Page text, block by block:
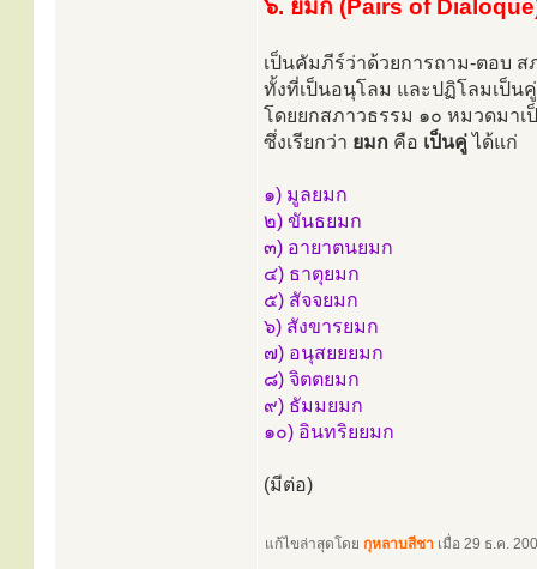
๖. ยมก (Pairs of
เป็นคัมภีร์ว่าด้วยการถาม-ตอบ ส
ทั้งที่เป็นอนุโลม และปฏิโลมเป็น
โดยยกสภาวธรรม ๑๐ หมวดมาเ
ซึ่งเรียกว่า ยมก คือ เป็นคู่ได้แก่
๑) มูลยมก
๒) ขันธยมก
๓) อายาตนยมก
๔) ธาตุยมก
๕) สัจจยมก
๖) สังขารยมก
๗) อนุสยยยมก
๘) จิตตยมก
๙) ธัมมยมก
๑๐) อินทริยยมก
(มีต่อ)
แก้ไขล่าสุดโดย กุหลาบสีชา เมื่อ 29 ธ.ค.